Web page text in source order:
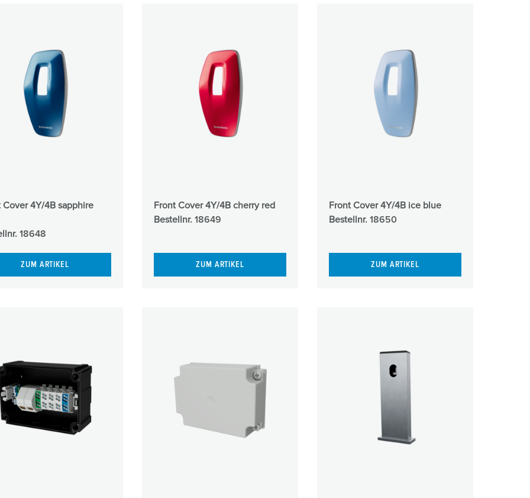
Cover 4Y/4B sapphire
18648
ZUM ARTIKEL
Front Cover 4Y/4B cherry red
Bestellnr. 18649
ZUM ARTIKEL
Front Cover 4Y/4B ice blue
Bestellnr. 18650
ZUM ARTIKEL